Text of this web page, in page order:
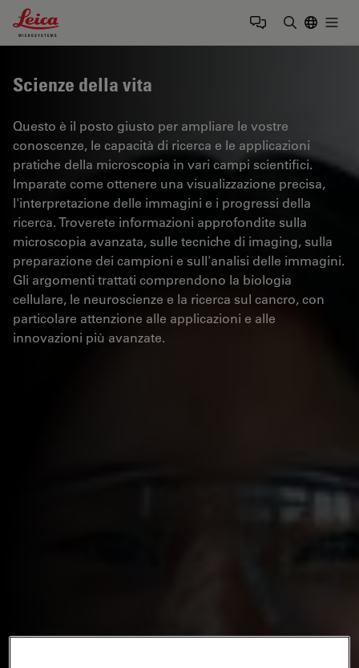
Leica Microsystems Logo
Scienze della vita
Questo è il posto giusto per ampliare le vostre
conoscenze, le capacità di ricerca e le applicazioni
pratiche della microscopia in vari campi scientifici.
Imparate come ottenere una visualizzazione precisa,
l'interpretazione delle immagini e i progressi della
ricerca. Troverete informazioni approfondite sulla
microscopia avanzata, sulle tecniche di imaging, sulla
preparazione dei campioni e sull'analisi delle immagini.
Gli argomenti trattati comprendono la biologia
cellulare, le neuroscienze e la ricerca sul cancro, con
particolare attenzione alle applicazioni e alle
innovazioni più avanzate.